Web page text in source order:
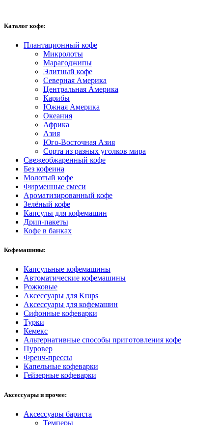
Каталог кофе:
Плантационный кофе
Микролоты
Марагоджипы
Элитный кофе
Северная Америка
Центральная Америка
Карибы
Южная Америка
Океания
Африка
Азия
Юго-Восточная Азия
Сорта из разных уголков мира
Свежеобжаренный кофе
Без кофеина
Молотый кофе
Фирменные смеси
Ароматизированный кофе
Зелёный кофе
Капсулы для кофемашин
Дрип-пакеты
Кофе в банках
Кофемашины:
Капсульные кофемашины
Автоматические кофемашины
Рожковые
Аксессуары для Krups
Аксессуары для кофемашин
Сифонные кофеварки
Турки
Кемекс
Альтернативные способы приготовления кофе
Пуровер
Френч-прессы
Капельные кофеварки
Гейзерные кофеварки
Аксессуары и прочее:
Аксессуары бариста
Темперы